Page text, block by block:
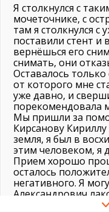
Я столкнулся с
мочеточнике, с
там я столкнулся
поставили стент и
вернёшься его
снимать, они
Оставалось только
от которого мне
уже давно, и
порекомендовала
Мы пришли за
Кирсанову
земля, я был в
этим человеком, я
Прием хорошо
осталось
негативного. Я
Александрович
с больными. С